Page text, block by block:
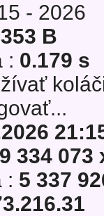
- 2026
B
: 0.179 s
334 073
: 5 337